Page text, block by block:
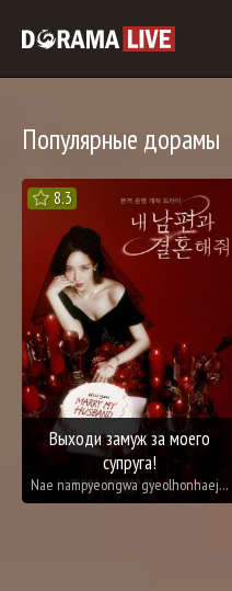
Популярные дорамы
8.3
Выходи замуж за моего
супруга!
Nae nampyeongwa gyeolhonhaejwo